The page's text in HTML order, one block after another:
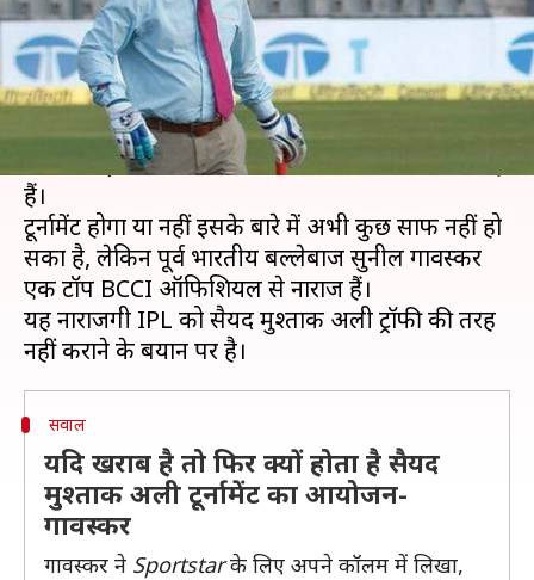
क्या है खबर?
कोरोना वायरस के चलते इंडियन प्रीमियर लीग (IPL) की
शुरुआत को 29 मार्च से बढ़ाकर 15 अप्रैल कर दिए जाने के
बाद अब इसके आयोजन पर भी संकट के बादल मंडरा रहे
हैं।
टूर्नामेंट होगा या नहीं इसके बारे में अभी कुछ साफ नहीं हो
सका है, लेकिन पूर्व भारतीय बल्लेबाज सुनील गावस्कर
एक टॉप BCCI ऑफिशियल से नाराज हैं।
यह नाराजगी IPL को सैयद मुश्ताक अली ट्रॉफी की तरह
सवाल
यदि खराब है तो फिर क्यों होता है सैयद
मुश्ताक अली टूर्नामेंट का आयोजन-
गावस्कर
गावस्कर ने Sportstarके लिए अपने कॉलम में लिखा,